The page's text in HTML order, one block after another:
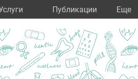
Публикации Eще